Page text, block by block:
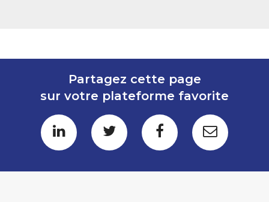
Partagez cette page
sur votre plateforme favorite